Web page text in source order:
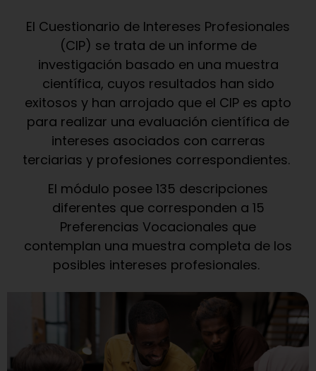
El Cuestionario de Intereses Profesionales
(CIP) se trata de un informe de
investigación basado en una muestra
científica, cuyos resultados han sido
exitosos y han arrojado que el CIP es apto
para realizar una evaluación científica de
intereses asociados con carreras
terciarias y profesiones correspondientes.
El módulo posee 135 descripciones
diferentes que corresponden a 15
Preferencias Vocacionales que
contemplan una muestra completa de los
posibles intereses profesionales.